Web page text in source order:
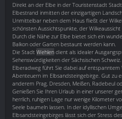
Direkt an der Elbe in der Touristenstadt Stadt
Elbestrand inmitten der einzigartigen
Unmittelbar neben dem Haus fließt der
schönsten Aussichtspunkte, der
Durch die Nähe zur Elbe bietet sich ein
Balkon oder Garten bestaunt werden kann.
Die Stadt Wehlen dient als idealer
Sehenswürdigkeiten der Sächsischen
Elberadweg führt Sie dabei auf entspanntem
Abenteuern im Elbsandsteingebirge. Gut zu
anderem Prag, Dresden, Meißen, Radebeul
Genießen Sie Ihren Urlaub in einer unserer
herrlich, ruhigen Lage nur wenige Kilometer
Seele baumeln lassen. In der idyllischen
Elbsandsteingebirges lässt sich der Stress